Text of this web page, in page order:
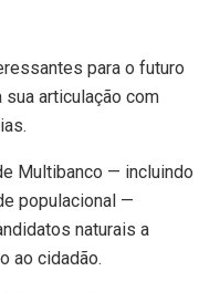
para o futuro
articulação com
Multibanco — incluindo
populacional —
naturais a
ao cidadão.